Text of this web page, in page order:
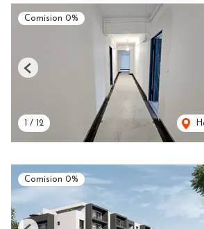
Comision 0%
1 / 12
Previous
Comision 0%